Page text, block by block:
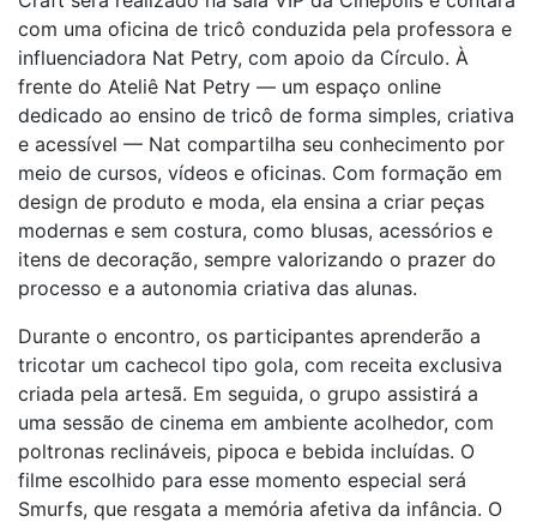
com uma oficina de tricô conduzida pela professora e
influenciadora Nat Petry, com apoio da Círculo. À
frente do Ateliê Nat Petry — um espaço online
dedicado ao ensino de tricô de forma simples, criativa
e acessível — Nat compartilha seu conhecimento por
meio de cursos, vídeos e oficinas. Com formação em
design de produto e moda, ela ensina a criar peças
modernas e sem costura, como blusas, acessórios e
itens de decoração, sempre valorizando o prazer do
processo e a autonomia criativa das alunas.
Durante o encontro, os participantes aprenderão a
tricotar um cachecol tipo gola, com receita exclusiva
criada pela artesã. Em seguida, o grupo assistirá a
uma sessão de cinema em ambiente acolhedor, com
poltronas reclináveis, pipoca e bebida incluídas. O
filme escolhido para esse momento especial será
Smurfs, que resgata a memória afetiva da infância. O